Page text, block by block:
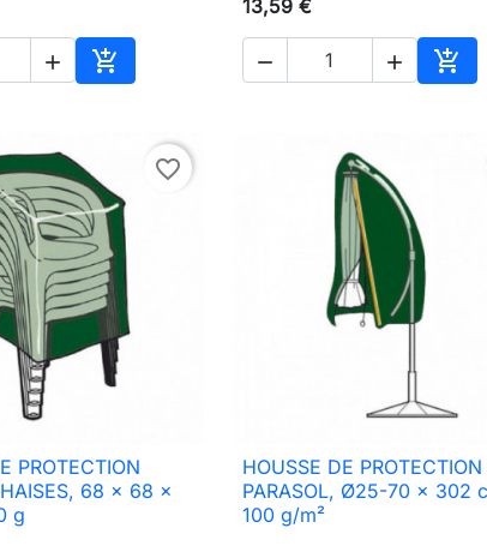
 
Ajouter au panier
13,59 €
  
favorite_border
rapide
PROTECTION
68 x 68 x
g
 Aperçu rapide
HOUSSE DE PROTECTION
PARASOL, Ø25-70 x 302
100 g/m²